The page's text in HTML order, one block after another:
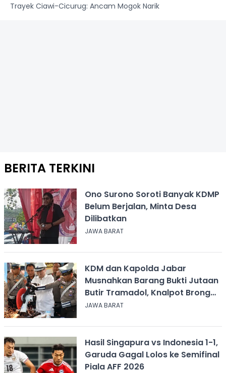
Trayek Ciawi-Cicurug: Ancam Mogok Narik
BERITA TERKINI
Ono Surono Soroti Banyak KDMP
Belum Berjalan, Minta Desa
Dilibatkan
JAWA BARAT
KDM dan Kapolda Jabar
Musnahkan Barang Bukti Jutaan
Butir Tramadol, Knalpot Brong
hingga Miras
JAWA BARAT
Hasil Singapura vs Indonesia 1-1,
Garuda Gagal Lolos ke Semifinal
Piala AFF 2026